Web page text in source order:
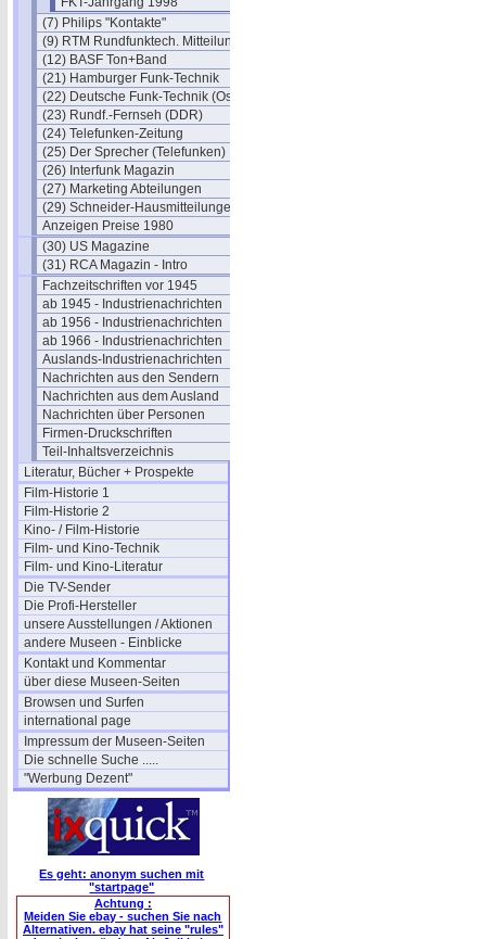
(7) Philips "Kontakte"
(9) RTM Rundfunktech. Mitteilungen
(12) BASF Ton+Band
(21) Hamburger Funk-Technik
(22) Deutsche Funk-Technik (Ost)
(23) Rundf.-Fernseh (DDR)
(24) Telefunken-Zeitung
(25) Der Sprecher (Telefunken)
(26) Interfunk Magazin
(27) Marketing Abteilungen
(29) Schneider-Hausmitteilungen
Anzeigen Preise 1980
(30) US Magazine
(31) RCA Magazin - Intro
Fachzeitschriften vor 1945
ab 1945 - Industrienachrichten
ab 1956 - Industrienachrichten
ab 1966 - Industrienachrichten
Auslands-Industrienachrichten
Nachrichten aus den Sendern
Nachrichten aus dem Ausland
Nachrichten über Personen
Firmen-Druckschriften
Teil-Inhaltsverzeichnis
Literatur, Bücher + Prospekte
Film-Historie 1
Film-Historie 2
Kino- / Film-Historie
Film- und Kino-Technik
Film- und Kino-Literatur
Die TV-Sender
Die Profi-Hersteller
unsere Ausstellungen / Aktionen
andere Museen - Einblicke
Kontakt und Kommentar
über diese Museen-Seiten
Browsen und Surfen
international page
Impressum der Museen-Seiten
Die schnelle Suche .....
"Werbung Dezent"
Es geht: anonym suchen mit
"startpage"
Achtung :
Meiden Sie ebay - suchen Sie nach
Alternativen. ebay hat seine "rules"